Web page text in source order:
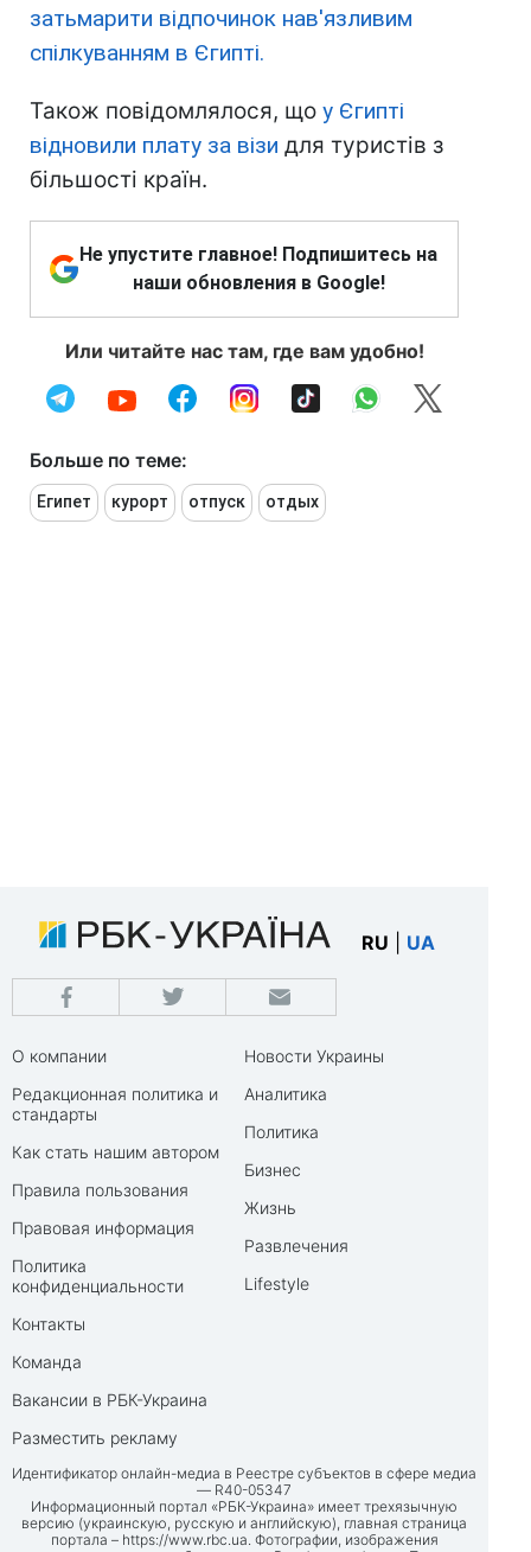
затьмарити відпочинок нав'язливим
спілкуванням в Єгипті.
Також повідомлялося, що у Єгипті
відновили плату за візи для туристів з
більшості країн.
Не упустите главное! Подпишитесь на
наши обновления в Google!
Или читайте нас там, где вам удобно!
Больше по теме:
Египет курорт отпуск отдых
RU UA
О компании
Редакционная политика и
стандарты
Как стать нашим автором
Правила пользования
Правовая информация
Политика
конфиденциальности
Контакты
Команда
Вакансии в РБК-Украина
Разместить рекламу
Новости Украины
Аналитика
Политика
Бизнес
Жизнь
Развлечения
Lifestyle
Идентификатор онлайн-медиа в Реестре субъектов в сфере медиа
— R40-05347
Информационный портал «РБК-Украина» имеет трехязычную
версию (украинскую, русскую и английскую), главная страница
портала – https://www.rbc.ua. Фотографии, изображения